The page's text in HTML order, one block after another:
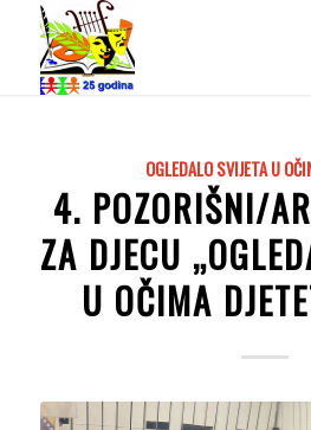
OGLEDALO SVIJETA U
4. POZORIŠNI/
ZA DJECU
U OČIMA